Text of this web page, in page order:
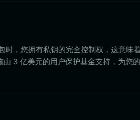
，您拥有私钥的完全控制权，这意味
3 亿美元的用户保护基金支持，为您